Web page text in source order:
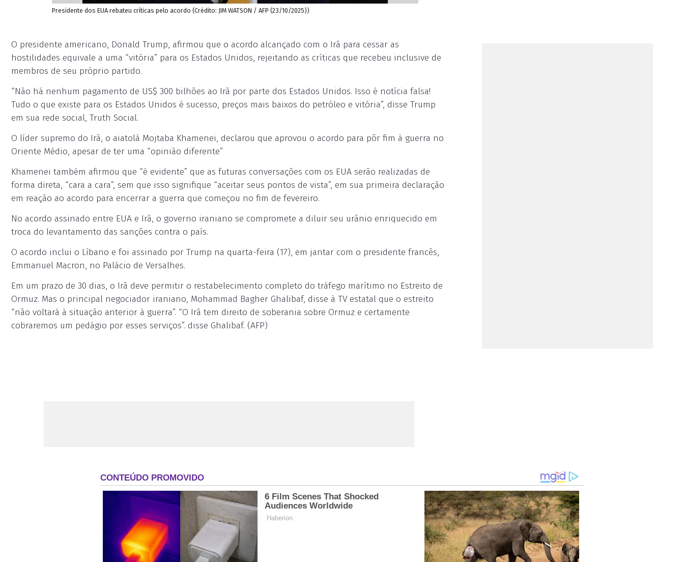
Presidente dos EUA rebateu críticas pelo acordo (Crédito: JIM WATSON / AFP (23/10/2025))
O presidente americano, Donald Trump, afirmou que o acordo alcançado com o Irã para cessar as
hostilidades equivale a uma “vitória” para os Estados Unidos, rejeitando as críticas que recebeu inclusive de
membros de seu próprio partido.
“Não há nenhum pagamento de US$ 300 bilhões ao Irã por parte dos Estados Unidos. Isso é notícia falsa!
Tudo o que existe para os Estados Unidos é sucesso, preços mais baixos do petróleo e vitória”, disse Trump
em sua rede social, Truth Social.
O líder supremo do Irã, o aiatolá Mojtaba Khamenei, declarou que aprovou o acordo para pôr fim à guerra no
Oriente Médio, apesar de ter uma “opinião diferente”
Khamenei também afirmou que “é evidente” que as futuras conversações com os EUA serão realizadas de
forma direta, “cara a cara”, sem que isso signifique “aceitar seus pontos de vista”, em sua primeira declaração
em reação ao acordo para encerrar a guerra que começou no fim de fevereiro.
No acordo assinado entre EUA e Irã, o governo iraniano se compromete a diluir seu urânio enriquecido em
troca do levantamento das sanções contra o país.
O acordo inclui o Líbano e foi assinado por Trump na quarta-feira (17), em jantar com o presidente francês,
Emmanuel Macron, no Palácio de Versalhes.
Em um prazo de 30 dias, o Irã deve permitir o restabelecimento completo do tráfego marítimo no Estreito de
Ormuz. Mas o principal negociador iraniano, Mohammad Bagher Ghalibaf, disse à TV estatal que o estreito
“não voltará à situação anterior à guerra”. “O Irã tem direito de soberania sobre Ormuz e certamente
cobraremos um pedágio por esses serviços”. disse Ghalibaf. (AFP)